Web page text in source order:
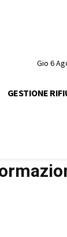
Gio 6
GESTIONE